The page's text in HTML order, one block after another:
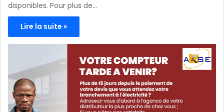
disponibles. Pour plus de…
Lire la suite »